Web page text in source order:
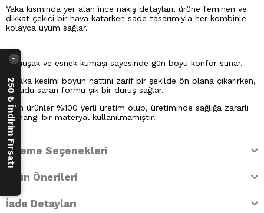
Yaka kısmında yer alan ince nakış detayları, ürüne feminen ve
dikkat çekici bir hava katarken sade tasarımıyla her kombinle
kolayca uyum sağlar.
Yumuşak ve esnek kumaşı sayesinde gün boyu konfor sunar.
V yaka kesimi boyun hattını zarif bir şekilde ön plana çıkarırken,
vücudu saran formu şık bir duruş sağlar.
Tüm ürünler %100 yerli üretim olup, üretiminde sağlığa zararlı
herhangi bir materyal kullanılmamıştır.
Ödeme Seçenekleri
Ürün Önerileri
İade Detayları
250 ₺ İndirim Fırsatı
›